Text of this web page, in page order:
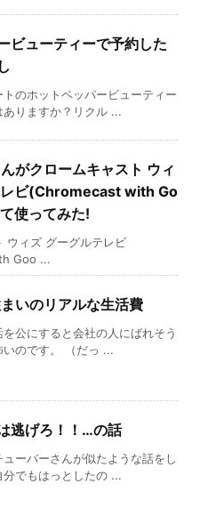
ビューティーで予約した
のホットペッパービューティー
ありますか？リクル ...
がクロームキャスト ウィ
レビ(Chromecast with Go
使ってみた!
ウィズ グーグルテレビ
Goo ...
いのリアルな生活費
公にすると会社の人にばれそう
いのです。 （だっ ...
逃げろ！！…の話
ーバーさんが似たような話をし
でもはっとしたの ...